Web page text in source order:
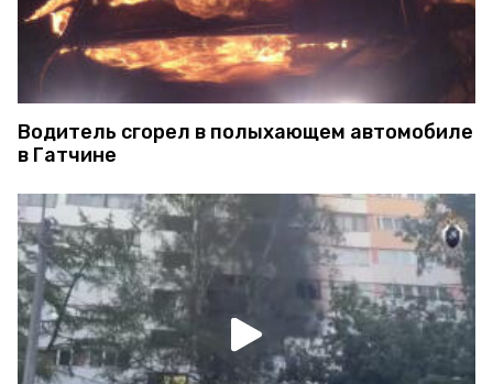
Водитель сгорел в полыхающем автомобиле
в Гатчине